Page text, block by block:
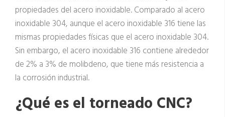
propiedades del acero inoxidable. Comparado al acero
inoxidable 304, aunque el acero inoxidable 316 tiene las
mismas propiedades físicas que el acero inoxidable 304.
Sin embargo, el acero inoxidable 316 contiene alrededor
de 2% a 3% de molibdeno, que tiene más resistencia a
la corrosión industrial.
¿Qué es el torneado CNC?